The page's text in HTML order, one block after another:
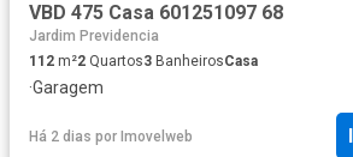
VBD 475 Casa 601251097 68
Jardim Previdencia
112 m²2 Quartos3 BanheirosCasa
·Garagem
Há 2 dias por Imovelweb